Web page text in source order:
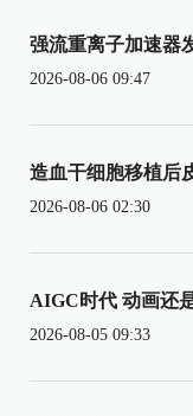
强流重离子加速器
2026-08-06 09:47
造血干细胞移植后
2026-08-06 02:30
AIGC时代 动画还
2026-08-05 09:33